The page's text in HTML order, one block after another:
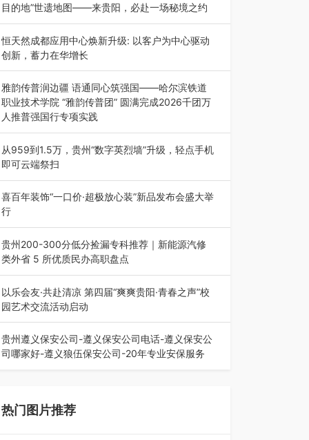
目的地”世遗地图——来贵阳，必赴一场秘境之约
2026年7月21日，2026年“贵州很值得”暨抖音“心
动目的地”（贵州站）主题…
恒天然成都应用中心焕新升级: 以客户为中心驱动
创新，蓄力在华增长
融合全球研发实力与本土洞察，深化客户共创，赋
能西南市场创新发展 （7月27日，成…
雅韵传普润边疆 语通同心筑强国——哈尔滨铁道
职业技术学院 “雅韵传普团” 圆满完成2026千团万
人推普强国行专项实践
为扎实推进2026“千团万人推普强国行”大学生暑
期社会实践，牢牢紧扣 “雅韵传普…
从959到1.5万，贵州“数字英烈墙”升级，轻点手机
即可云端祭扫
八一建军节到来之际，由贵州省退役军人事务厅指
导，贵阳市退役军人事务局联合贵州广电…
喜百年装饰“一口价·超极放心装”新品发布会盛大举
行
2026年7月31日，喜百年装饰“一口价·超极放心
装”新品发布会在贵阳隆重举行。…
贵州200-300分低分捡漏专科推荐｜新能源汽修
类外省 5 所优质民办高职盘点
在贵州省高考志愿填报体系中，200至300分数段
考生可选择的省内工科、新能源汽车…
以乐会友·共赴清凉 第四届“爽爽贵阳·青春之声”校
园艺术交流活动启动
七月的贵阳，清风送爽，第四届“爽爽贵阳·青春之
声”校园管弦乐（合唱）艺术交流活动…
贵州遵义保安公司-遵义保安公司电话-遵义保安公
司哪家好-遵义狼伍保安公司-20年专业安保服务
热门图片推荐